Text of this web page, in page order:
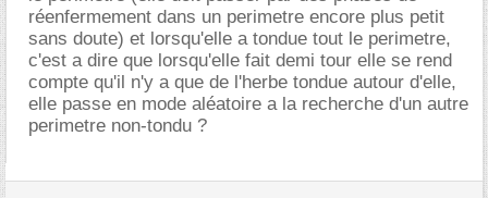
réenfermement dans un perimetre encore plus petit
sans doute) et lorsqu'elle a tondue tout le perimetre,
c'est a dire que lorsqu'elle fait demi tour elle se rend
compte qu'il n'y a que de l'herbe tondue autour d'elle,
elle passe en mode aléatoire a la recherche d'un autre
perimetre non-tondu ?